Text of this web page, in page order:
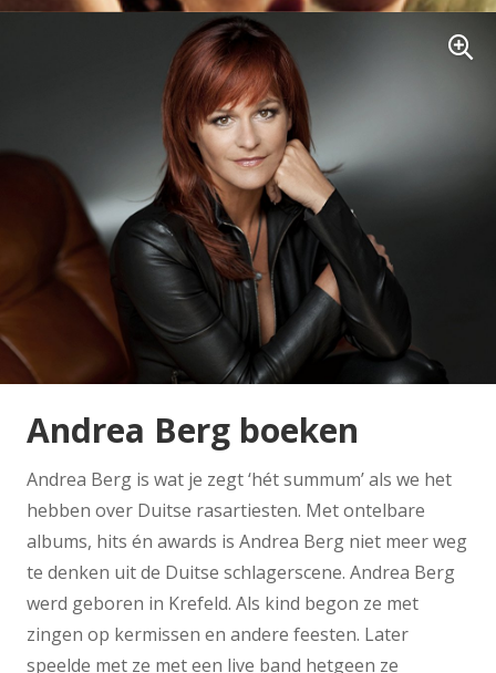
Andrea Berg boeken
Andrea Berg is wat je zegt ‘hét summum’ als we het
hebben over Duitse rasartiesten. Met ontelbare
albums, hits én awards is Andrea Berg niet meer weg
te denken uit de Duitse schlagerscene. Andrea Berg
werd geboren in Krefeld. Als kind begon ze met
zingen op kermissen en andere feesten. Later
speelde met ze met een live band hetgeen ze